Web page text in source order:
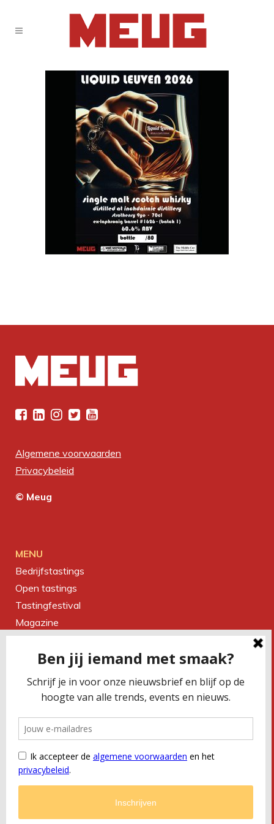
Algemene voorwaarden
Privacybeleid
© Meug
MENU
Bedrijfstastings
Open tastings
Tastingfestival
Magazine
Over ons
Contact
Smaakbureau Meug
T +32 (0) 479 32 02 66
BTWBE 0675 505 327